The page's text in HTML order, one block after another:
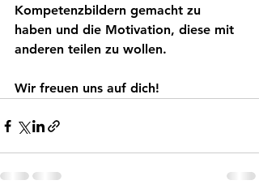
Kompetenzbildern gemacht zu
haben und die Motivation, diese mit
anderen teilen zu wollen.
Wir freuen uns auf dich!